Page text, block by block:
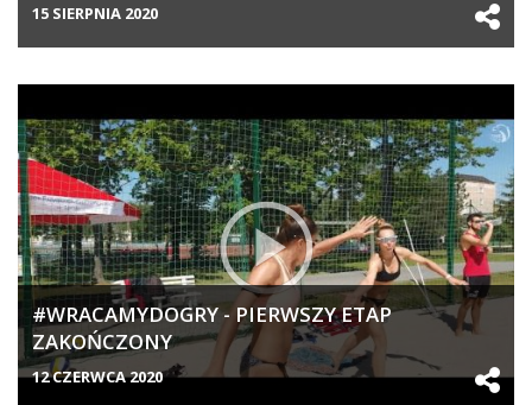
15 SIERPNIA 2020
#WRACAMYDOGRY - PIERWSZY ETAP
ZAKOŃCZONY
12 CZERWCA 2020